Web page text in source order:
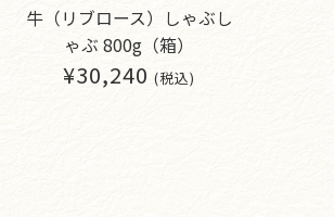
牛（リブロース）しゃぶし
ゃぶ 800g（箱）
¥30,240 (税込)